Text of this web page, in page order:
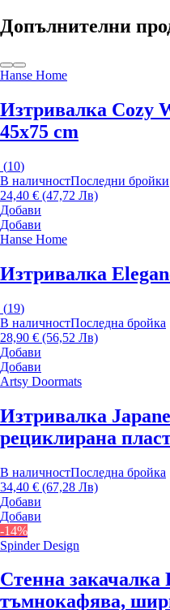
Допълнителни
Hanse Home
Изтривалка Cozy
45x75 cm
(10)
В наличностПоследни бройки
24,40 € (47,72 Лв)
Добави
Добави
Hanse Home
Изтривалка
(19)
В наличностПоследна бройка
28,90 € (56,52 Лв)
Добави
Добави
Artsy Doormats
Изтривалка
рециклирана
В наличностПоследна бройка
34,40 € (67,28 Лв)
Добави
Добави
-14%
Spinder Design
Стенна закачалка
тъмнокафява,